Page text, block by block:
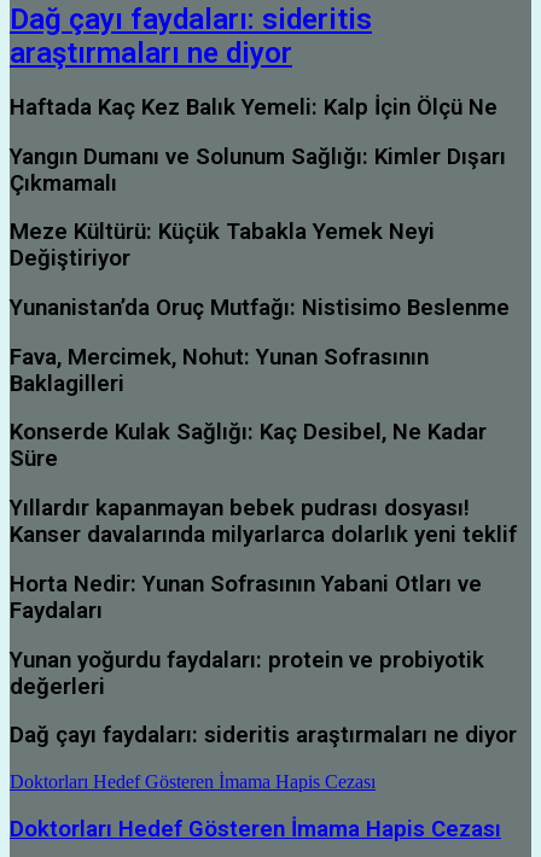
Dağ çayı faydaları: sideritis
araştırmaları ne diyor
Haftada Kaç Kez Balık Yemeli: Kalp İçin Ölçü Ne
Yangın Dumanı ve Solunum Sağlığı: Kimler Dışarı
Çıkmamalı
Meze Kültürü: Küçük Tabakla Yemek Neyi
Değiştiriyor
Yunanistan’da Oruç Mutfağı: Nistisimo Beslenme
Fava, Mercimek, Nohut: Yunan Sofrasının
Baklagilleri
Konserde Kulak Sağlığı: Kaç Desibel, Ne Kadar
Süre
Yıllardır kapanmayan bebek pudrası dosyası!
Kanser davalarında milyarlarca dolarlık yeni teklif
Horta Nedir: Yunan Sofrasının Yabani Otları ve
Faydaları
Yunan yoğurdu faydaları: protein ve probiyotik
değerleri
Dağ çayı faydaları: sideritis araştırmaları ne diyor
Doktorları Hedef Gösteren İmama Hapis Cezası
Doktorları Hedef Gösteren İmama Hapis Cezası